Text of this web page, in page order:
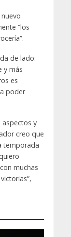
“los
de lado:
y más
es
poder
aspectos y
creo que
temporada
muchas